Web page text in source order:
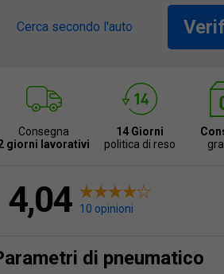
Cerca secondo l'auto
Consegna
giorni lavorativi
14 Giorni
politica di reso
4,04 10 opinioni
di pneumatico